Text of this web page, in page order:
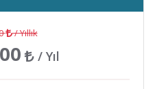
/ Yıllık
/ Yıl